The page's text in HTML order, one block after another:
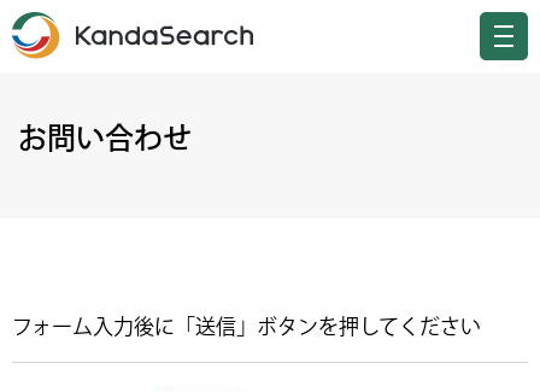
お問い合わせ
フォーム入力後に「送信」ボタンを押してください